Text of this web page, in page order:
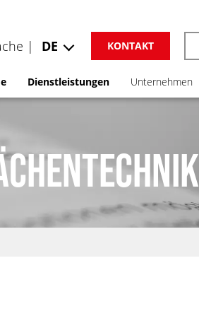
KONTAKT
| DE
Dienstleistungen Unternehmen